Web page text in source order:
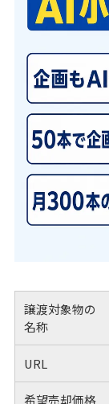
譲渡対象物の
名称
URL
希望売却価格